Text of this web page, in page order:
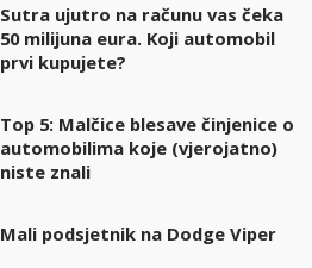
Sutra ujutro na računu vas čeka
50 milijuna eura. Koji automobil
prvi kupujete?
Top 5: Malčice blesave činjenice o
automobilima koje (vjerojatno)
niste znali
Mali podsjetnik na Dodge Viper